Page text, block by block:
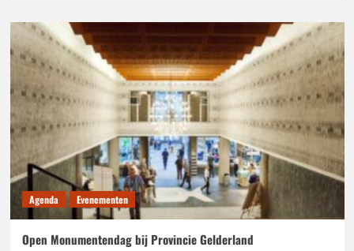
Agenda Evenementen
Open Monumentendag bij Provincie Gelderland